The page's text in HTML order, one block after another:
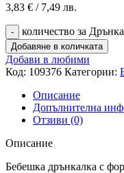
3,83 € / 7,49 лв.
количество за
Добавяне в количката
Добави в любими
Код: 109376 Категории:
Описание
Допълнителна
Отзиви (0)
Описание
Бебешка дрънкалка с